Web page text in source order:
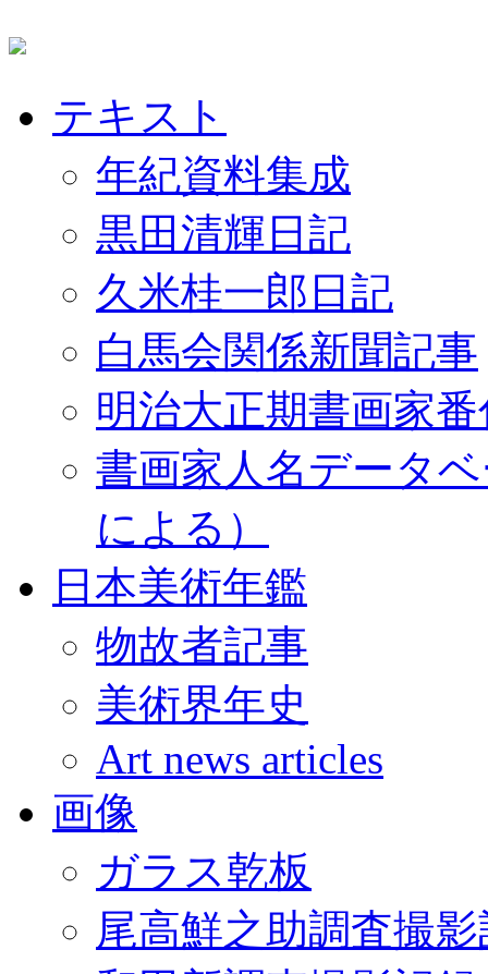
テキスト
年紀資料集成
黒田清輝日記
久米桂一郎日記
白馬会関係新聞記事
明治大正期書画家
書画家人名データ
による）
日本美術年鑑
物故者記事
美術界年史
Art news articles
画像
ガラス乾板
尾高鮮之助調査撮